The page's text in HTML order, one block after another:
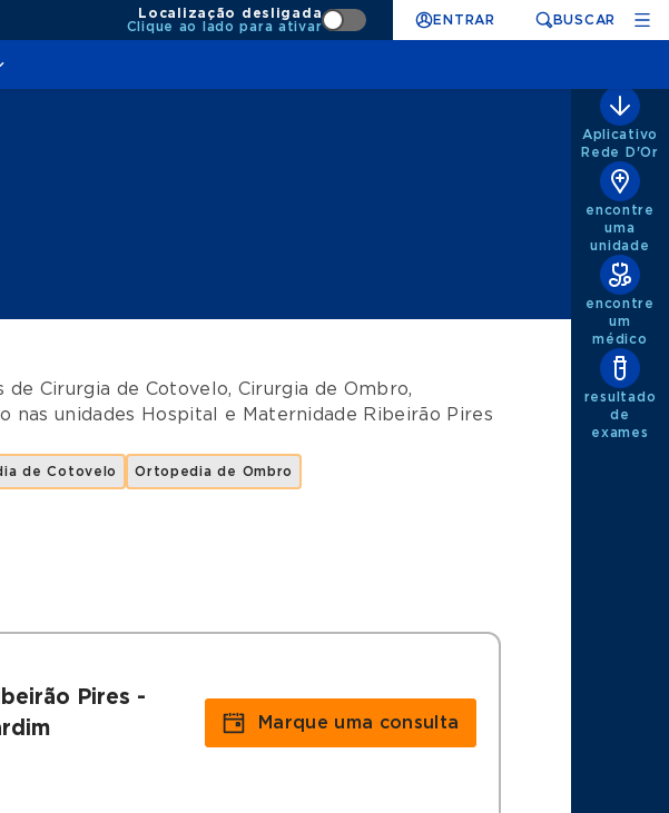
Localização desligada
Clique ao lado para ativar
ENTRAR BUSCAR
de Cirurgia de Cotovelo, Cirurgia de Ombro,
nas unidades
Hospital e Maternidade Ribeirão Pires
de Cotovelo Ortopedia de Ombro
Pires -
Marque uma consulta
Aplicativo
Rede D'Or
encontre
uma
unidade
encontre
um
médico
resultado
de
exames